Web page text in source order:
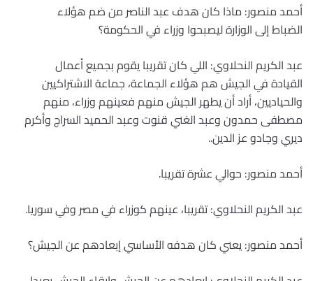
أحمد منصور: ماذا كان هدف عبد الناصر من ضم هؤلاء
الضباط إلى الوزارة ليصبحوا وزراء في الحكومة؟
عبد الكريم النحلاوي: اللي كان تقريبا يقوم بجميع أعمال
القيادة في الجيش هم هؤلاء الجماعة، جماعة الاشتراكيين
والحياديين، أراد أن يطهر الجيش منهم فعينهم وزراء، منهم
مصطفى حمدون وعبد الغني قنوت وعبد الحميد السراج وأكرم
ديري وجادو عز الدين..
أحمد منصور: حوالي عشرة تقريبا.
عبد الكريم النحلاوي: تقريبا، عينهم كوزراء في مصر وفي سوريا.
أحمد منصور: يعني كان هدفه الأساسي إبعادهم عن الجيش؟